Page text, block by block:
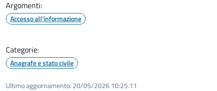
Argomenti:
Accesso all'informazione
Categorie:
Anagrafe e stato civile
Ultimo aggiornamento: 20/05/2026 10:25.11